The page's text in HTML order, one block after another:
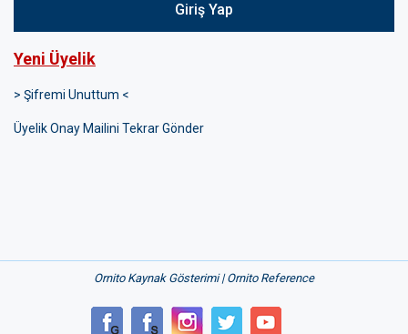
Giriş Yap
Yeni Üyelik
> Şifremi Unuttum <
Üyelik Onay Mailini Tekrar Gönder
Ornito Kaynak Gösterimi | Ornito Reference